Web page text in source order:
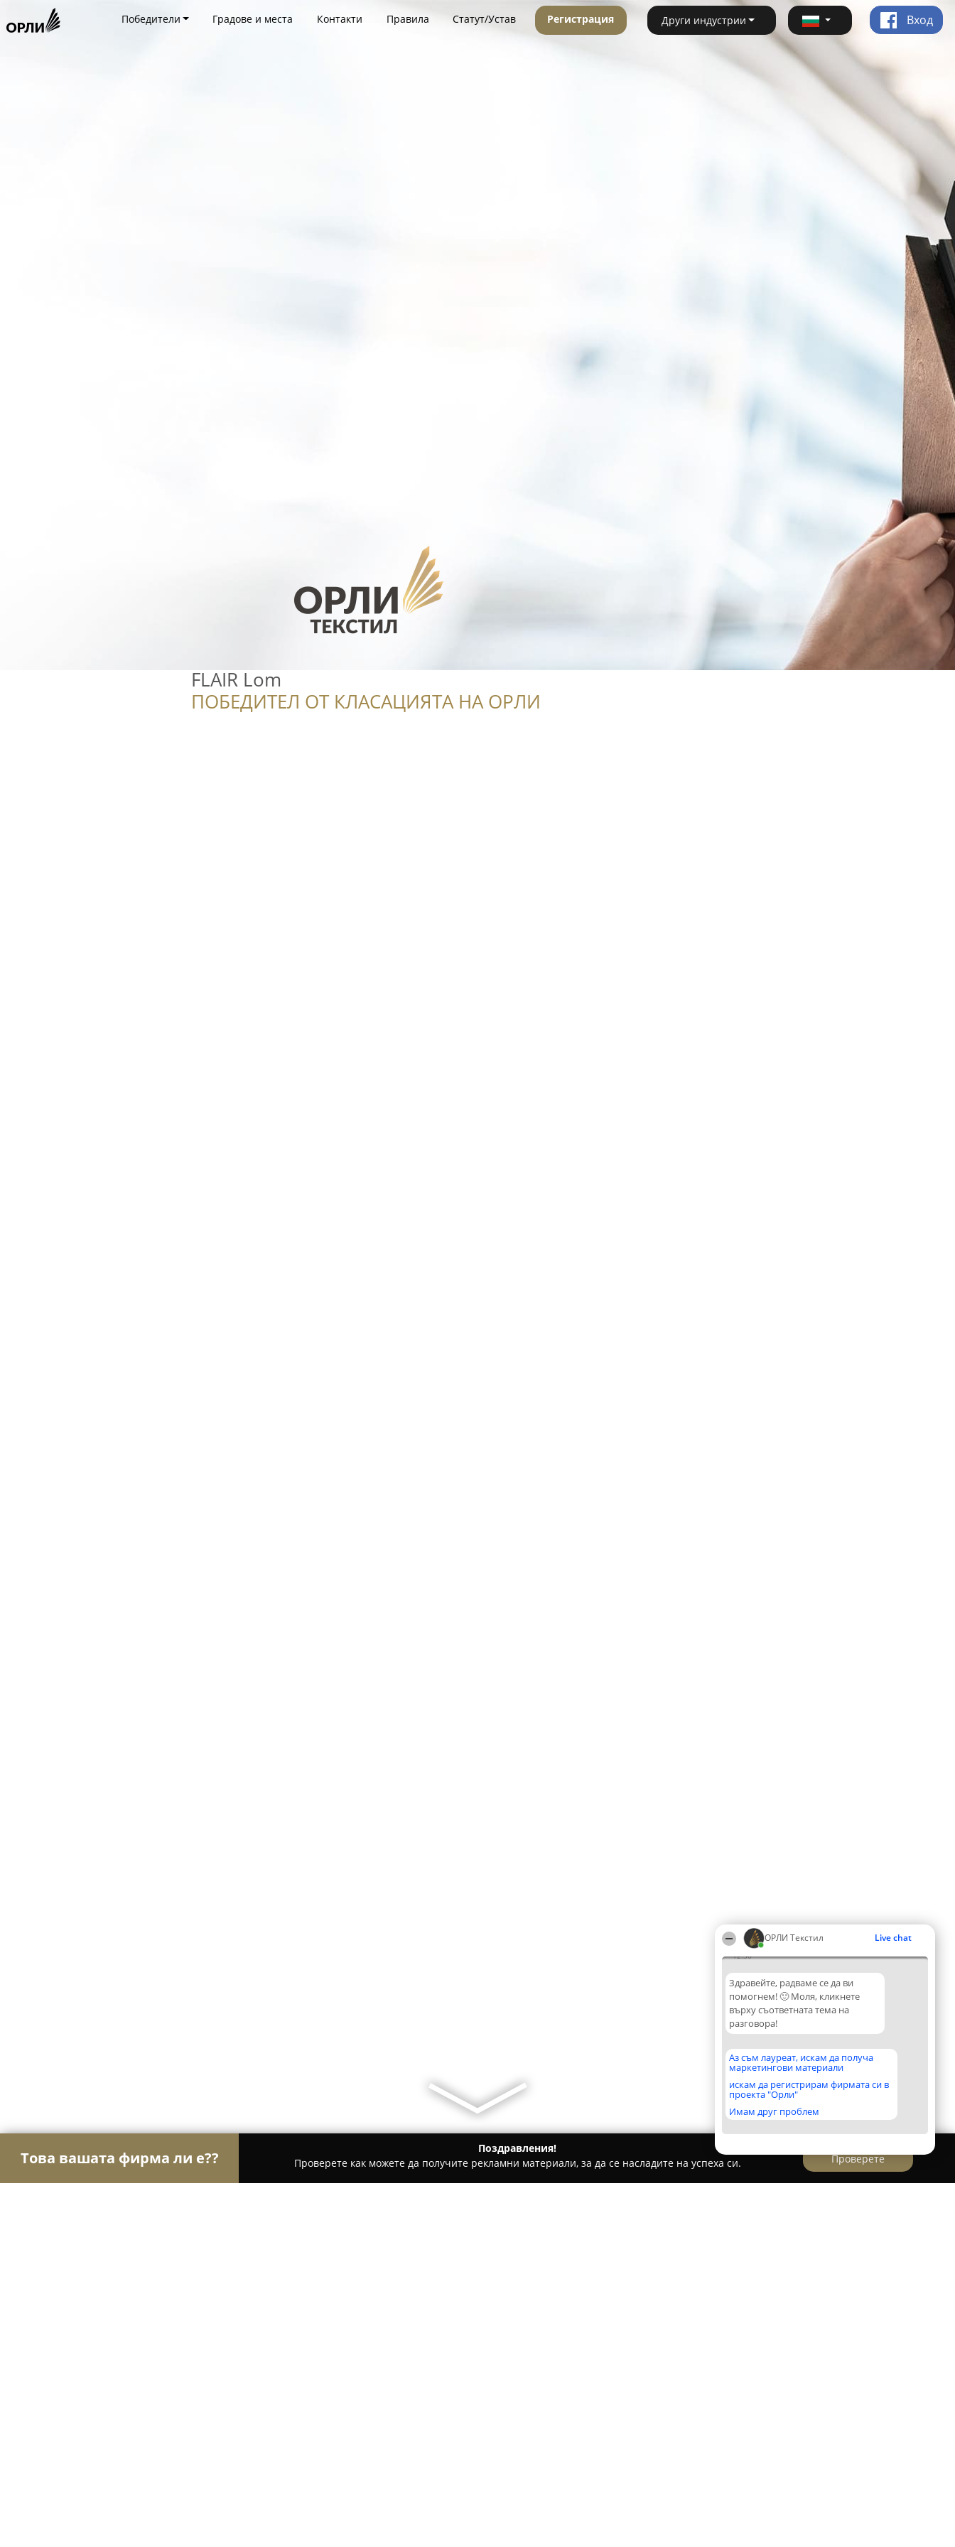
ОРЛИ Текстил Live chat
12:30
Здравейте, радваме се да ви
помогнем! 🙂 Моля, кликнете
върху съответната тема на
разговора!
Аз съм лауреат, искам да получа
маркетингови материали
искам да регистрирам фирмата си в
проекта "Орли"
Имам друг проблем
Победители Градове и места Контакти Правила Статут/Устав Регистрация Други индустрии Вход
FLAIR Lom
ПОБЕДИТЕЛ ОТ КЛАСАЦИЯТА НА ОРЛИ
Това вашата фирма ли е??
Поздравления!
Проверете как можете да получите рекламни материали, за да се насладите на успеха си.
Проверете